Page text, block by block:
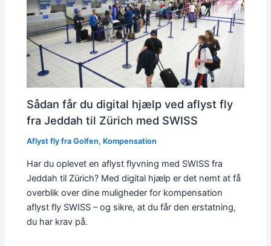
Sådan får du digital hjælp ved aflyst fly
fra Jeddah til Zürich med SWISS
Aflyst fly fra Golfen, Kompensation
Har du oplevet en aflyst flyvning med SWISS fra
Jeddah til Zürich? Med digital hjælp er det nemt at få
overblik over dine muligheder for kompensation
aflyst fly SWISS – og sikre, at du får den erstatning,
du har krav på.